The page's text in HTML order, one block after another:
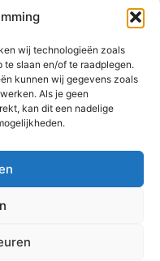
wij technologieën zoals
te slaan en/of te raadplegen.
kunnen wij gegevens zoals
Als je geen
kan dit een nadelige
hopen
in de
en hoe je ervoor kunt
groeit en bloeit